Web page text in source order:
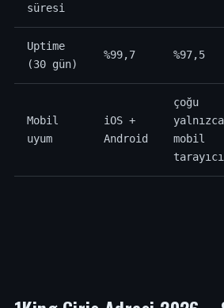
süresi
Uptime
(30 gün)
%99,7 %97,5
Mobil
uyum
iOS +
Android
çoğu
yalnızca
mobil
tarayıcı